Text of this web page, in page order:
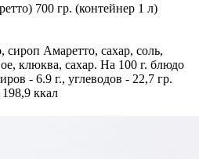
700 гр. (контейнер 1 л)
сироп Амаретто, сахар, соль,
клюква, сахар. На 100 г. блюдо
- 6.9 г., углеводов - 22,7 гр.
ккал